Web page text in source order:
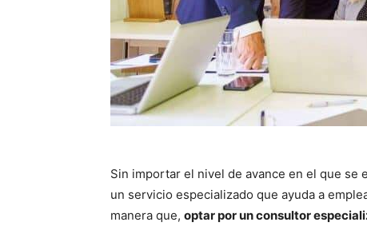
Sin importar el nivel de avance en el que se
un servicio especializado que ayuda a
manera que, optar por un consultor